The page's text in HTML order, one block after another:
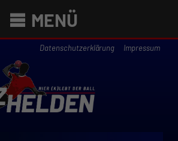
MENÜ
Datenschutzerklärung Impressum